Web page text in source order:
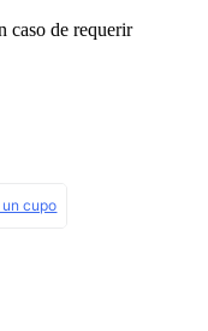
caso de requerir